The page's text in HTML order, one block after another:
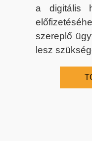
a digitális
szereplő
lesz